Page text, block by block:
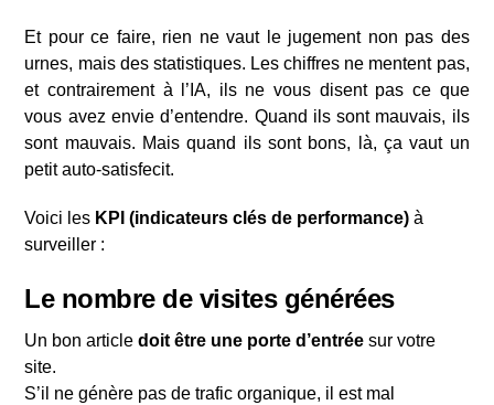
Et pour ce faire, rien ne vaut le jugement non pas des
urnes, mais des statistiques. Les chiffres ne mentent pas,
et contrairement à l’IA, ils ne vous disent pas ce que
vous avez envie d’entendre. Quand ils sont mauvais, ils
sont mauvais. Mais quand ils sont bons, là, ça vaut un
petit auto-satisfecit.
Voici les KPI (indicateurs clés de performance) à
surveiller :
Le nombre de visites générées
Un bon articledoit être une porte d’entrée sur votre
site.
S’il ne génère pas de trafic organique, il est mal